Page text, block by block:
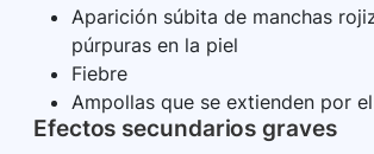
Aparición súbita de manchas
púrpuras en la piel
Fiebre
Ampollas que se extienden por
Efectos secundarios graves